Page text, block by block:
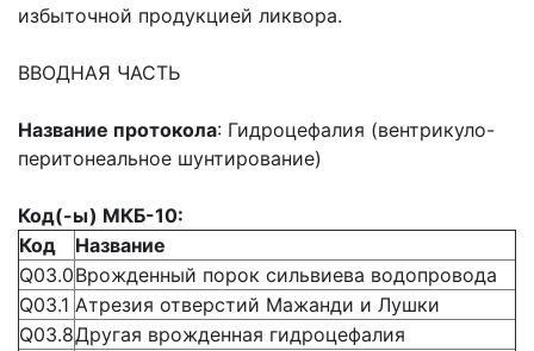
избыточной продукцией ликвора.
ВВОДНАЯ ЧАСТЬ
Название протокола: Гидроцефалия (вентрикуло-
перитонеальное шунтирование)
Код(-ы) МКБ-10:
Код
Название
Q03.0Врожденный порок сильвиева водопровода
Q03.1 Атрезия отверстий Мажанди и Лушки
Q03.8Другая врожденная гидроцефалия